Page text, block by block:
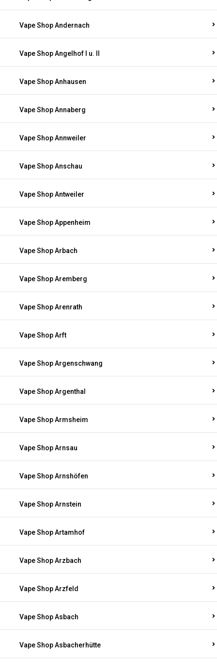
Vape Shop Andernach
Vape Shop Angelhof I u. II
Vape Shop Anhausen
Vape Shop Annaberg
Vape Shop Annweiler
Vape Shop Anschau
Vape Shop Antweiler
Vape Shop Appenheim
Vape Shop Arbach
Vape Shop Aremberg
Vape Shop Arenrath
Vape Shop Arft
Vape Shop Argenschwang
Vape Shop Argenthal
Vape Shop Armsheim
Vape Shop Arnsau
Vape Shop Arnshöfen
Vape Shop Arnstein
Vape Shop Artamhof
Vape Shop Arzbach
Vape Shop Arzfeld
Vape Shop Asbach
Vape Shop Asbacherhütte